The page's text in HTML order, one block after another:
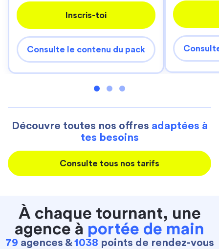
Inscris-toi
Consulte le contenu du pack
Découvre toutes nos offres adaptées à
tes besoins
Consulte tous nos tarifs
À chaque tournant, une
agence à portée de main
79 agences &1038 points de rendez-vous